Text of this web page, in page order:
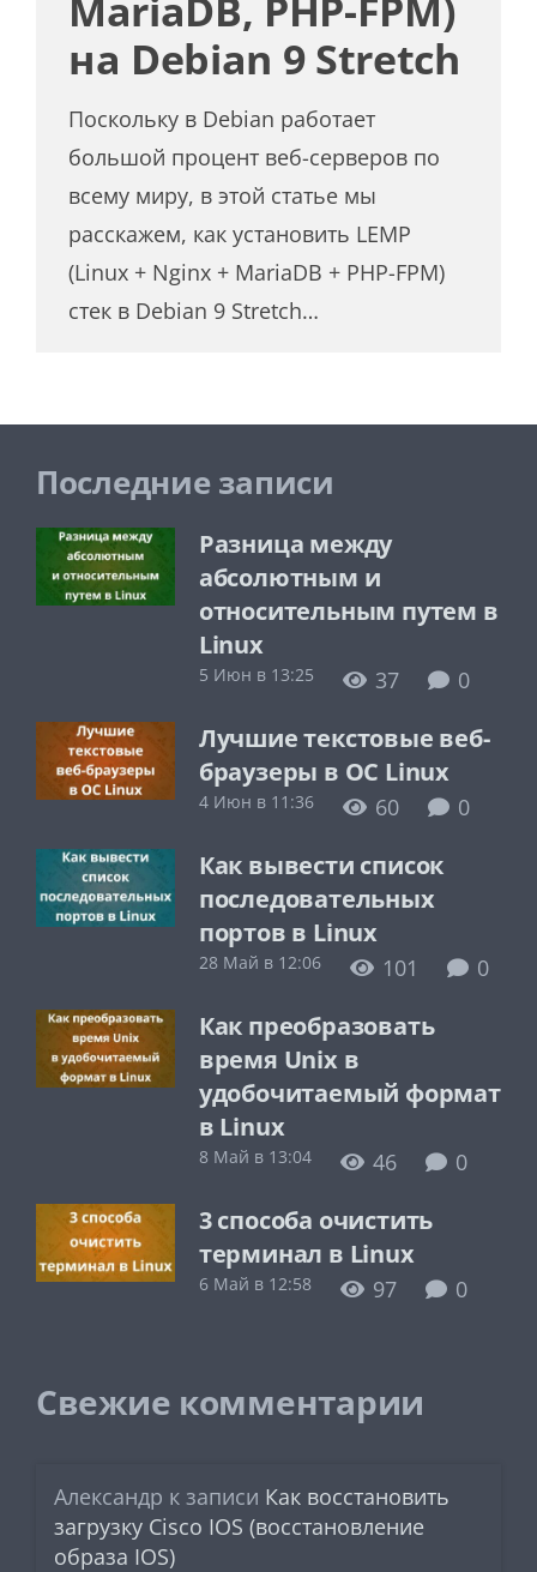
на Debian 9 Stretch
Поскольку в Debian работает
большой процент веб-серверов по
всему миру, в этой статье мы
расскажем, как установить LEMP
(Linux + Nginx + MariaDB + PHP-FPM)
стек в Debian 9 Stretch…
Последние записи
Разница между
абсолютным и
относительным путем в
Linux
5 Июн в 13:25 37 0
Лучшие текстовые веб-
браузеры в ОС Linux
4 Июн в 11:36 60 0
Как вывести список
последовательных
портов в Linux
28 Май в 12:06 101 0
Как преобразовать
время Unix в
удобочитаемый формат
в Linux
8 Май в 13:04 46 0
3 способа очистить
терминал в Linux
6 Май в 12:58 97 0
Свежие комментарии
Александр к записи Как восстановить
загрузку Cisco IOS (восстановление
образа IOS)